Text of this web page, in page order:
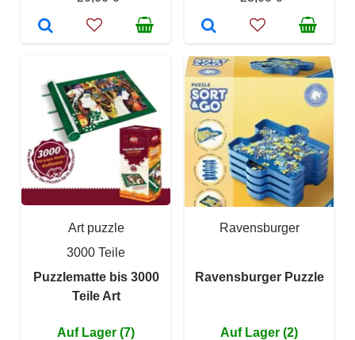
Art puzzle
3000 Teile
Puzzlematte bis 3000
Teile Art
Auf Lager (7)
Ravensburger
Ravensburger Puzzle
Auf Lager (2)